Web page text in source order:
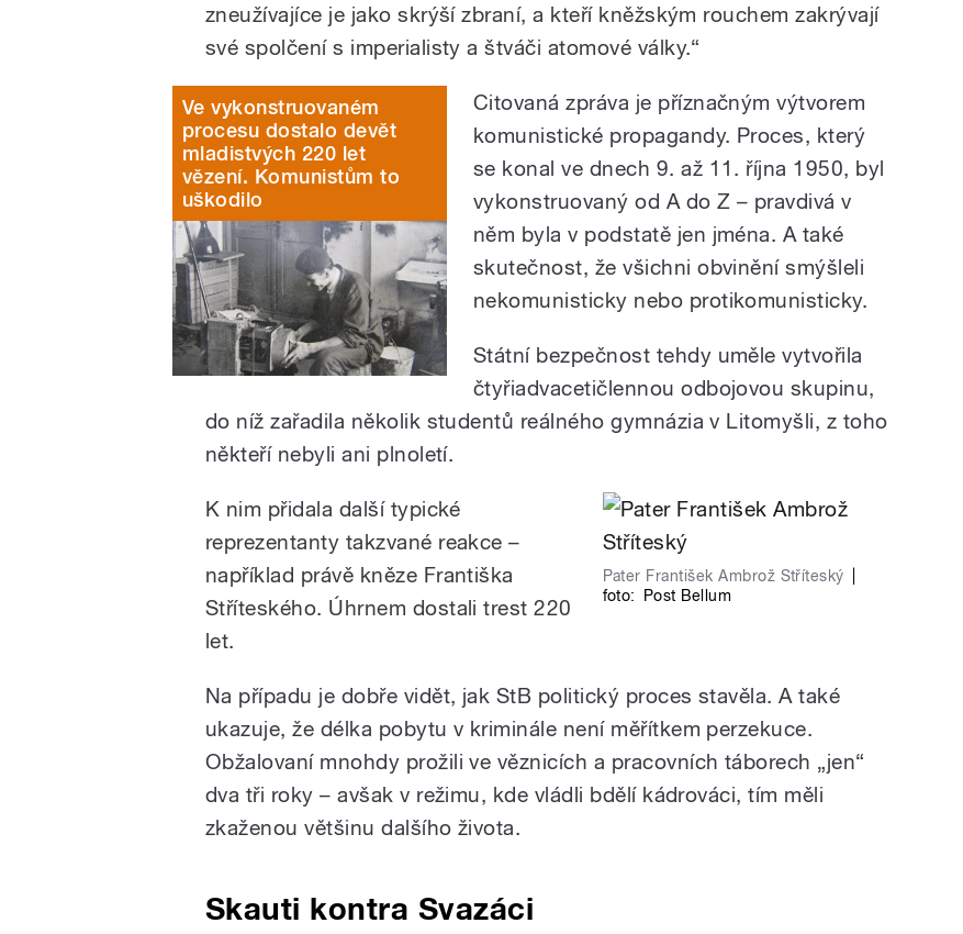
zneužívajíce je jako skrýší zbraní, a kteří kněžským rouchem zakrývají
své spolčení s imperialisty a štváči atomové války.“
Ve vykonstruovaném
procesu dostalo devět
mladistvých 220 let
vězení. Komunistům to
uškodilo
Citovaná zpráva je příznačným výtvorem
komunistické propagandy. Proces, který
se konal ve dnech 9. až 11. října 1950, byl
vykonstruovaný od A do Z – pravdivá v
něm byla v podstatě jen jména. A také
skutečnost, že všichni obvinění smýšleli
nekomunisticky nebo protikomunisticky.
Státní bezpečnost tehdy uměle vytvořila
čtyřiadvacetičlennou odbojovou skupinu,
do níž zařadila několik studentů reálného gymnázia v Litomyšli, z toho
někteří nebyli ani plnoletí.
Pater František Ambrož Stříteský
foto:
Post Bellum
K nim přidala další typické
reprezentanty takzvané reakce –
například právě kněze Františka
Stříteského. Úhrnem dostali trest 220
let.
Na případu je dobře vidět, jak StB politický proces stavěla. A také
ukazuje, že délka pobytu v kriminále není měřítkem perzekuce.
Obžalovaní mnohdy prožili ve věznicích a pracovních táborech „jen“
dva tři roky – avšak v režimu, kde vládli bdělí kádrováci, tím měli
zkaženou většinu dalšího života.
Skauti kontra Svazáci